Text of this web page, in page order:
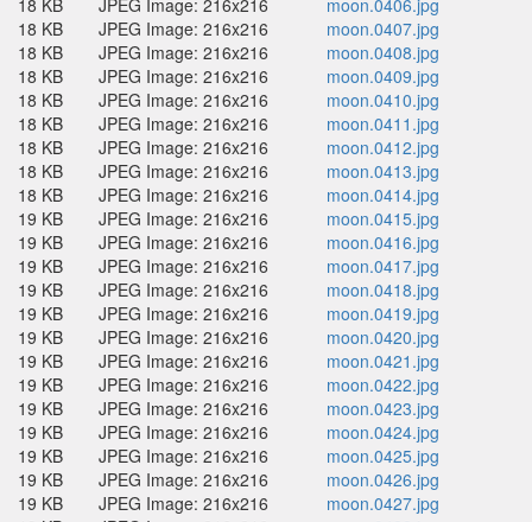
18 KB
JPEG Image: 216x216
moon.0406.jpg
18 KB
JPEG Image: 216x216
moon.0407.jpg
18 KB
JPEG Image: 216x216
moon.0408.jpg
18 KB
JPEG Image: 216x216
moon.0409.jpg
18 KB
JPEG Image: 216x216
moon.0410.jpg
18 KB
JPEG Image: 216x216
moon.0411.jpg
18 KB
JPEG Image: 216x216
moon.0412.jpg
18 KB
JPEG Image: 216x216
moon.0413.jpg
18 KB
JPEG Image: 216x216
moon.0414.jpg
19 KB
JPEG Image: 216x216
moon.0415.jpg
19 KB
JPEG Image: 216x216
moon.0416.jpg
19 KB
JPEG Image: 216x216
moon.0417.jpg
19 KB
JPEG Image: 216x216
moon.0418.jpg
19 KB
JPEG Image: 216x216
moon.0419.jpg
19 KB
JPEG Image: 216x216
moon.0420.jpg
19 KB
JPEG Image: 216x216
moon.0421.jpg
19 KB
JPEG Image: 216x216
moon.0422.jpg
19 KB
JPEG Image: 216x216
moon.0423.jpg
19 KB
JPEG Image: 216x216
moon.0424.jpg
19 KB
JPEG Image: 216x216
moon.0425.jpg
19 KB
JPEG Image: 216x216
moon.0426.jpg
19 KB
JPEG Image: 216x216
moon.0427.jpg